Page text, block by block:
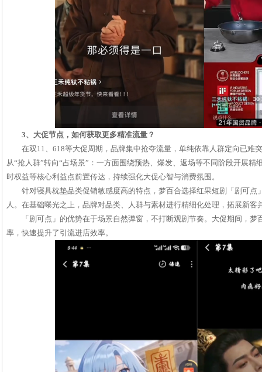
3、大促节点，如何获取更多精准流量？
在双11、618等大促周期，品牌集中抢夺流量，单纯依靠人群定向已难
从“抢人群”转向“占场景”：一方面围绕预热、爆发、返场等不同阶段开展精
时权益等核心利益点前置传达，持续强化大促心智与消费氛围。
针对寝具枕垫品类促销敏感度高的特点，梦百合选择红果短剧「剧可点
人。在基础曝光之上，品牌对品类、人群与素材进行精细化处理，拓展新客
「剧可点」的优势在于场景自然弹窗，不打断观剧节奏。大促期间，
率，快速提升了引流进店效率。